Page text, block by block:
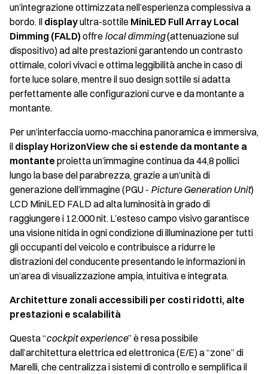
un’integrazione ottimizzata nell’esperienza complessiva a
bordo. Il displayultra-sottile MiniLED Full Array Local
Dimming (FALD) offre local dimming(attenuazione sul
dispositivo) ad alte prestazioni garantendo un contrasto
ottimale, colori vivaci e ottima leggibilità anche in caso di
forte luce solare, mentre il suo design sottile si adatta
perfettamente alle configurazioni curve e da montante a
montante.
Per un’interfaccia uomo-macchina panoramica e immersiva,
il display HorizonView che si estende da montante a
montante proietta un’immagine continua da 44,8 pollici
lungo la base del parabrezza, grazie a un’unità di
generazione dell’immagine (PGU - Picture Generation Unit)
LCD MiniLED FALD ad alta luminosità in grado di
raggiungere i 12.000 nit. L’esteso campo visivo garantisce
una visione nitida in ogni condizione di illuminazione per tutti
gli occupanti del veicolo e contribuisce a ridurre le
distrazioni del conducente presentando le informazioni in
un’area di visualizzazione ampia, intuitiva e integrata.
Architetture zonali accessibili per costi ridotti, alte
prestazioni e scalabilità
Questa “cockpit experience” è resa possibile
dall’architettura elettrica ed elettronica (E/E) a “zone” di
Marelli, che centralizza i sistemi di controllo e semplifica il